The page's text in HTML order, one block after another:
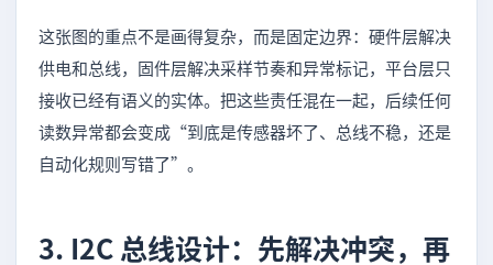
这张图的重点不是画得复杂，而是固定边界：硬件层解决
供电和总线，固件层解决采样节奏和异常标记，平台层只
接收已经有语义的实体。把这些责任混在一起，后续任何
读数异常都会变成“到底是传感器坏了、总线不稳，还是
自动化规则写错了”。
3. I2C 总线设计：先解决冲突，再